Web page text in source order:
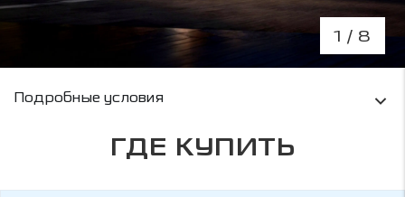
1 / 8
Условия кредитования и информация о
Подробные условия
ГДЕ КУПИТЬ